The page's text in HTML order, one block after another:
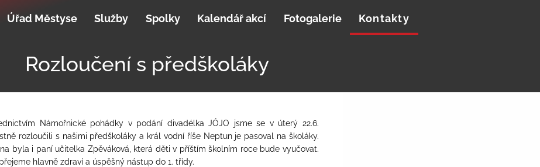
Úřad Městyse Služby Spolky Kalendář akcí Fotogalerie Kontakty
Rozloučení s předškoláky
Námořnické pohádky v podání divadélka JÓJO jsme se v úterý 22.6.
rozloučili s našimi předškoláky a král vodní říše Neptun je pasoval na školáky.
byla i paní učitelka Zpěváková, která děti v příštím školním roce bude vyučovat.
hlavně zdraví a úspěšný nástup do 1. třídy.